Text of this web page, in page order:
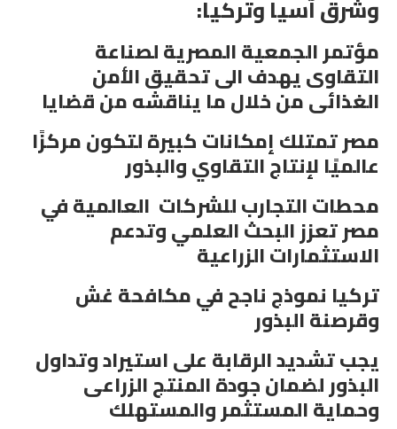
وشرق آسيا وتركيا:
مؤتمر الجمعية المصرية لصناعة
التقاوى يهدف الى تحقيق الأمن
الغذائى من خلال ما يناقشه من قضايا
مصر تمتلك إمكانات كبيرة لتكون مركزًا
عالميًا لإنتاج التقاوي والبذور
محطات التجارب للشركات العالمية في
مصر تعزز البحث العلمي وتدعم
الاستثمارات الزراعية
تركيا نموذج ناجح في مكافحة غش
وقرصنة البذور
يجب تشديد الرقابة على استيراد وتداول
البذور لضمان جودة المنتج الزراعى
وحماية المستثمر والمستهلك